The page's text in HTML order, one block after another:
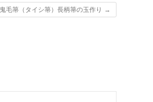
鬼毛箒（タイシ箒）長柄箒の玉作り →